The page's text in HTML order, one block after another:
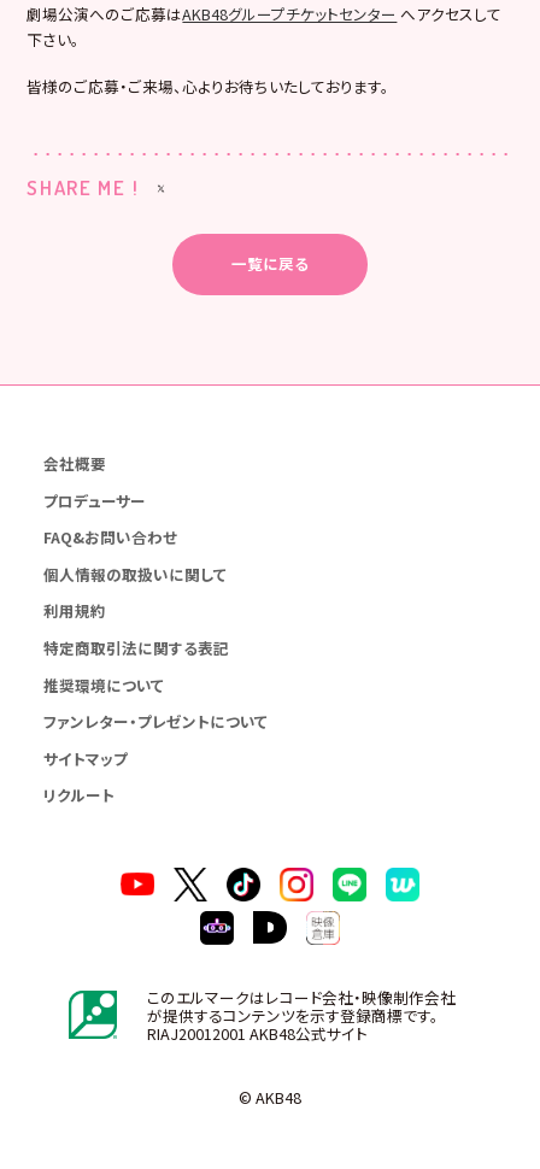
劇場公演へのご応募はAKB48グループチケットセンター へアクセスして
下さい。
皆様のご応募・ご来場、心よりお待ちいたしております。
SHARE ME !
一覧に戻る
会社概要
プロデューサー
FAQ&お問い合わせ
個人情報の取扱いに関して
利用規約
特定商取引法に関する表記
推奨環境について
ファンレター・プレゼントについて
サイトマップ
リクルート
このエルマークはレコード会社・映像制作会社
が提供するコンテンツを示す登録商標です。
RIAJ20012001 AKB48公式サイト
© AKB48